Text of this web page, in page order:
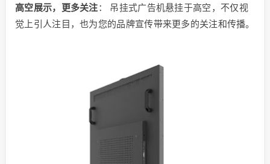
高空展示，更多关注： 吊挂式广告机悬挂于高空，不仅视
觉上引人注目，也为您的品牌宣传带来更多的关注和传播。